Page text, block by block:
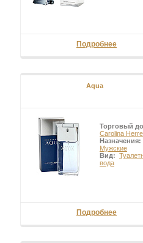
Подробнее
Aqua
Торговый
Carolina
Назначения:
Мужские
Вид:
вода
Подробнее